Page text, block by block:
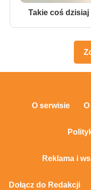
Takie coś dzisiaj
O serwisie
Reklama i
Dołącz do Redakcji